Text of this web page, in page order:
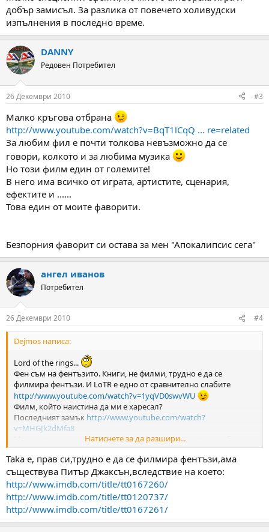
добър замисъл. За разлика от повечето холивудски
изпълнения в последно време.
DANNY
Редовен Потребител
26 Декември 2010 #3
Малко кръгова отбрана
http://www.youtube.com/watch?v=BqT1lCqQ ... re=related
За любим фил е почти толкова невъзможно да се
говори, колкото и за любима музика
Но този филм един от големите!
В него има всичко от играта, артистите, сценария,
ефектите и ......
Това един от моите фаворити.
Безпорния фаворит си остава за мен "Апокалипсис сега"
ангел иванов
Потребител
26 Декември 2010 #4
Dejmos написа:
Lord of the rings...
Фен съм на фентъзито. Книги, не филми, трудно е да се
филмира фентъзи. И LoTR е едно от сравнително слабите
http://www.youtube.com/watch?v=1yqVD0swvWU
Филм, който наистина да ми е харесал?
Последният замък http://www.youtube.com/watch?
v=MHGJk2dMfa8
Малко специални ефекти, но много актьорска игра и добър
замисъл. За разлика от повечето холивудски изпълнения в
последно време.
Натиснете за да разшири...
Taka e, прав си,трудно е да се филмира фентъзи,ама
съществува Питър Джаксън,вследствие на което:
http://www.imdb.com/title/tt0167260/
http://www.imdb.com/title/tt0120737/
http://www.imdb.com/title/tt0167261/